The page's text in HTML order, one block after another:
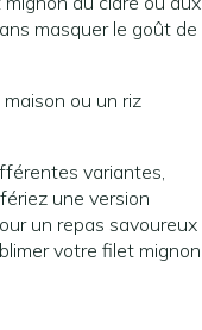
masquer le goût de
ou un riz
variantes,
une version
un repas savoureux
votre filet mignon